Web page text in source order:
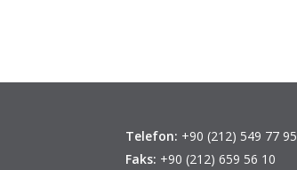
Telefon: +90 (212) 549 77 95
Faks: +90 (212) 659 56 10